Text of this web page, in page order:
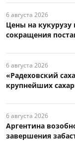
6 августа 2026
Цены на
сокращения
6 августа 2026
«Радеховский
крупнейших
6 августа 2026
Аргентина
завершения